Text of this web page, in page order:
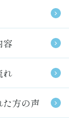
容
れ
た方の声
容
れ
た方の声
」
生のパートナ